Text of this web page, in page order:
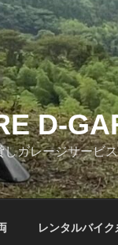
D-
ガレージサービ
レンタルバイク